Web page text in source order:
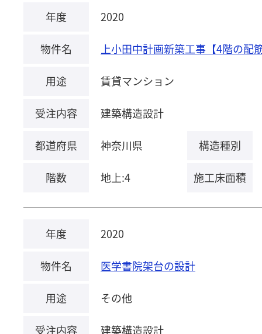
年度 2020
物件名 上小田中計画新築工事【4階の配
用途 賃貸マンション
受注内容 建築構造設計
都道府県 神奈川県 構造種別
階数 地上:4 施工床面積
年度 2020
物件名 医学書院架台の設計
用途 その他
受注内容 建築構造設計